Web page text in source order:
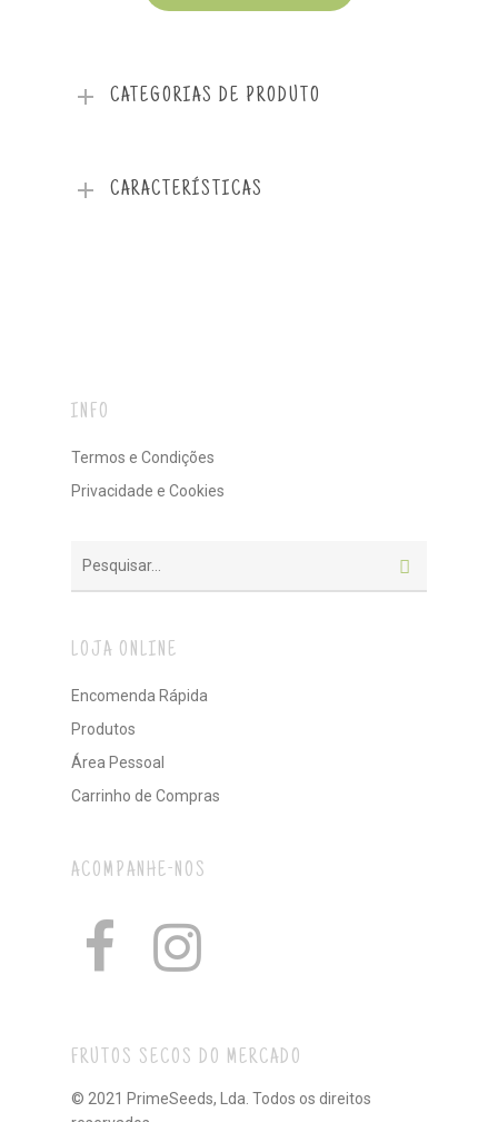
CATEGORIAS DE PRODUTO
CARACTERÍSTICAS
INFO
Termos e Condições
Privacidade e Cookies
LOJA ONLINE
Encomenda Rápida
Produtos
Área Pessoal
Carrinho de Compras
ACOMPANHE-NOS
FRUTOS SECOS DO MERCADO
© 2021 PrimeSeeds, Lda. Todos os direitos